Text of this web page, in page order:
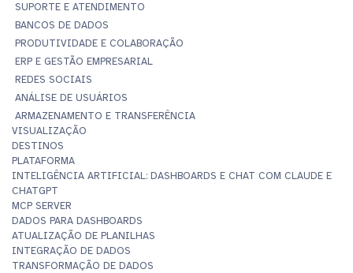
SUPORTE E ATENDIMENTO
BANCOS DE DADOS
PRODUTIVIDADE E COLABORAÇÃO
ERP E GESTÃO EMPRESARIAL
REDES SOCIAIS
ANÁLISE DE USUÁRIOS
ARMAZENAMENTO E TRANSFERÊNCIA
VISUALIZAÇÃO
DESTINOS
PLATAFORMA
INTELIGÊNCIA ARTIFICIAL: DASHBOARDS E CHAT COM CLAUDE E
CHATGPT
MCP SERVER
DADOS PARA DASHBOARDS
ATUALIZAÇÃO DE PLANILHAS
INTEGRAÇÃO DE DADOS
TRANSFORMAÇÃO DE DADOS